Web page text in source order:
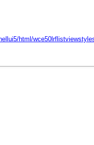
html/